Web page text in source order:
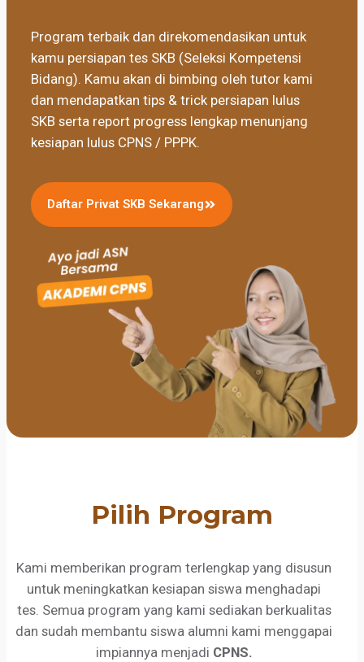
Program terbaik dan direkomendasikan untuk
kamu persiapan tes SKB (Seleksi Kompetensi
Bidang). Kamu akan di bimbing oleh tutor kami
dan mendapatkan tips & trick persiapan lulus
SKB serta report progress lengkap menunjang
kesiapan lulus CPNS / PPPK.
Daftar Privat SKB Sekarang
Pilih Program
Kami memberikan program terlengkap yang disusun
untuk meningkatkan kesiapan siswa menghadapi
tes. Semua program yang kami sediakan berkualitas
dan sudah membantu siswa alumni kami menggapai
impiannya menjadi CPNS.